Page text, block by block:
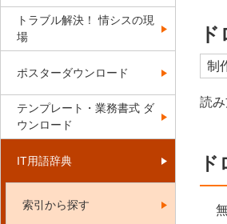
制
読
トラブル解決！ 情シスの現
場
ポスターダウンロード
テンプレート・業務書式 ダ
ウンロード
IT用語辞典
索引から探す